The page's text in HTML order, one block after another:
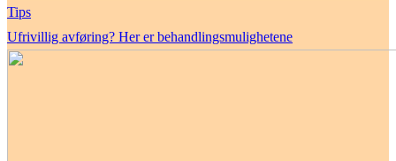
Tips
Ufrivillig avføring? Her er behandlingsmulighetene